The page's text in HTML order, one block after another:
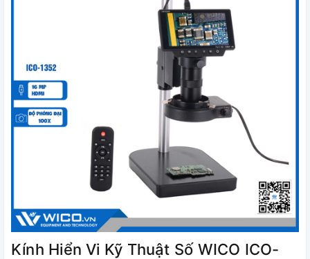
Kính Hiển Vi Kỹ Thuật Số WICO ICO-